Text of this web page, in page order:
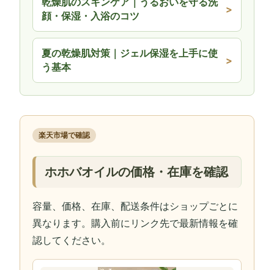
顔・保湿・入浴のコツ
夏の乾燥肌対策｜ジェル保湿を上手に使
う基本
楽天市場で確認
ホホバオイルの価格・在庫を確認
容量、価格、在庫、配送条件はショップごとに
異なります。購入前にリンク先で最新情報を確
認してください。